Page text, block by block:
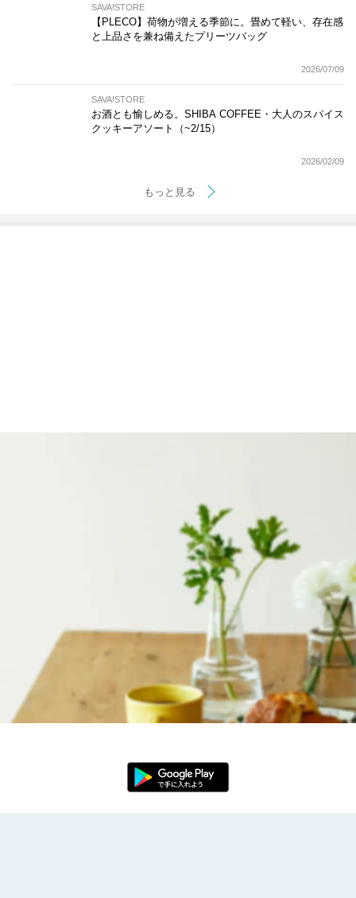
SAVA!STORE
【PLECO】荷物が増える季節に。畳めて軽い、存在感
と上品さを兼ね備えたプリーツバッグ
2026/07/09
SAVA!STORE
お酒とも愉しめる。SHIBA COFFEE・大人のスパイス
クッキーアソート（~2/15）
2026/02/09
もっと見る